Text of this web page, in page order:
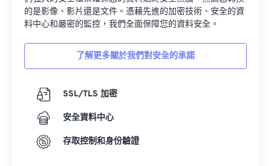
的是影像、影片還是文件。憑藉先進的加密技術、安全的資
料中心和嚴密的監控，我們全面保障您的資料安全。
了解更多關於我們對安全的承諾
SSL/TLS 加密
安全資料中心
存取控制和身份驗證